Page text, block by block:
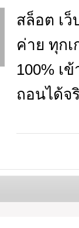
สล็อต เว็
ค่าย ทุก
100% เ
ถอนได้จ